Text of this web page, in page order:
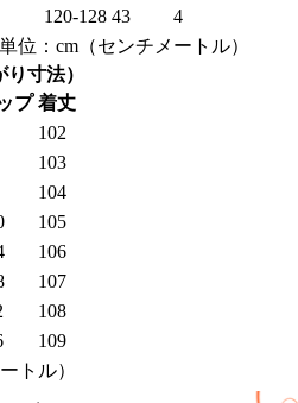
120-128 43
4
単位：cm（センチメートル）
寸法）
プ 着丈
102
103
104
105
106
107
108
109
トル）